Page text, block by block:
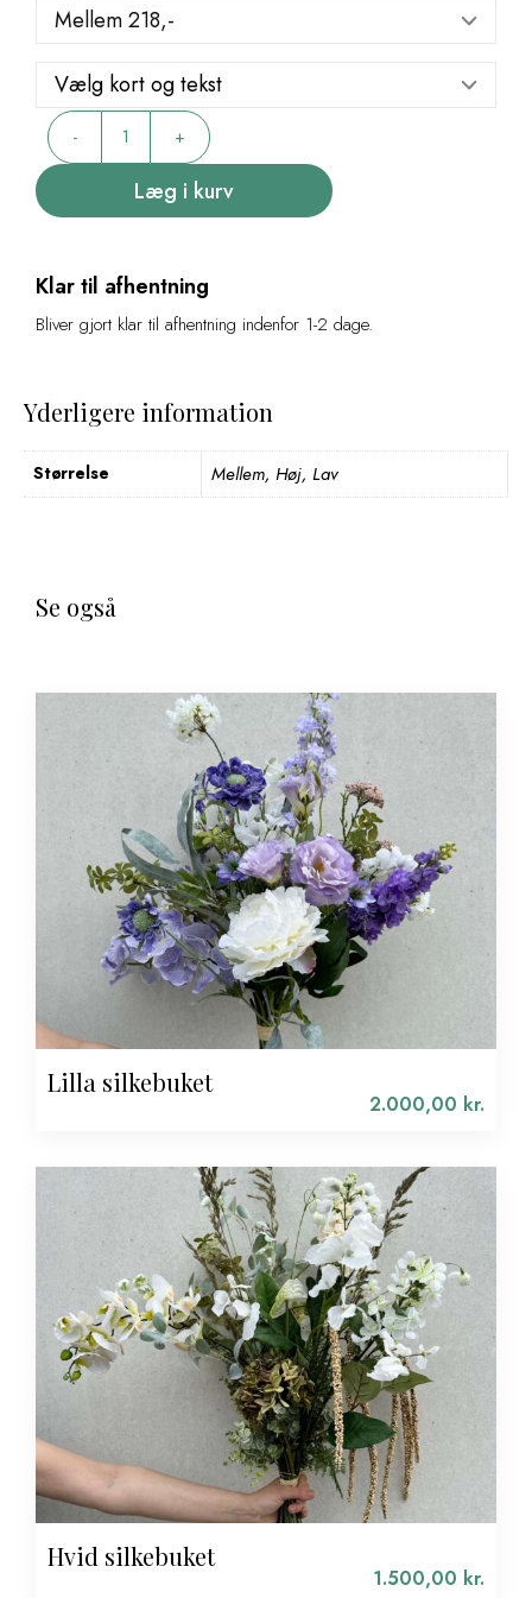
-
lamper
+
Læg i kurv
Klar til afhentning
Bliver gjort klar til afhentning indenfor 1-2 dage.
Yderligere information
Størrelse Mellem, Høj, Lav
Se også
Lilla silkebuket
2.000,00 kr.
Hvid silkebuket
1.500,00 kr.